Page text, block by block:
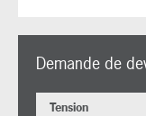
Demande de
Tension